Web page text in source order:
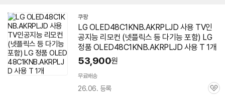
쿠팡
LG OLED48C1KNB.AKRPLJD 사용 TV인
공지능 리모컨 (넷플릭스 등 다기능 포함) LG
정품 OLED48C1KNB.AKRPLJD 사용 T 1개
53,900원
무료배송
26.06. 등록
관